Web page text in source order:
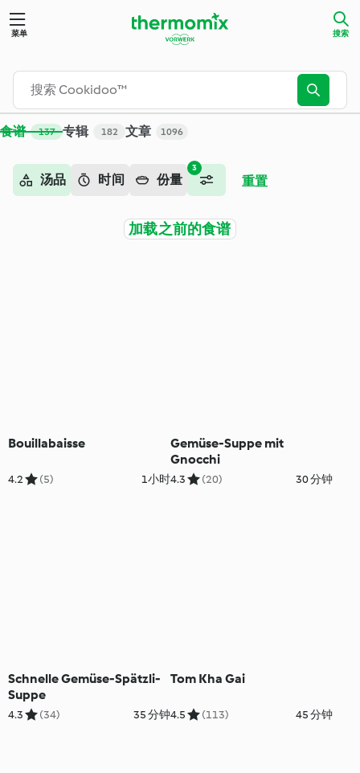
菜单 搜索
食谱 137 专辑 182 文章 1096
3
汤品 时间 份量 重置
加载之前的食谱
Bouillabaisse
4.2 (5) 1小时
Gemüse-Suppe mit
Gnocchi
4.3 (20) 30 分钟
Schnelle Gemüse-Spätzli-
Suppe
4.3 (34) 35 分钟
Tom Kha Gai
4.5 (113) 45 分钟
搜索 - Cookidoo™ – 美善品®电子食谱平台